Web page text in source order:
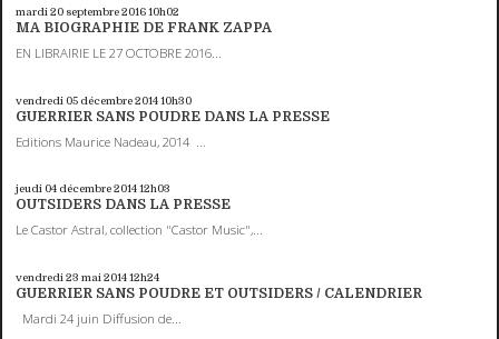
mardi 20 septembre 201610h02
MA BIOGRAPHIE DE FRANK ZAPPA
EN LIBRAIRIE LE 27 OCTOBRE 2016...
vendredi 05 décembre 201410h30
GUERRIER SANS POUDRE DANS LA PRESSE
Editions Maurice Nadeau, 2014 ...
jeudi 04 décembre 201412h03
OUTSIDERS DANS LA PRESSE
Le Castor Astral, collection "Castor Music",...
vendredi 23 mai 201412h24
GUERRIER SANS POUDRE ET OUTSIDERS / CALENDRIER
Mardi 24 juin Diffusion de...